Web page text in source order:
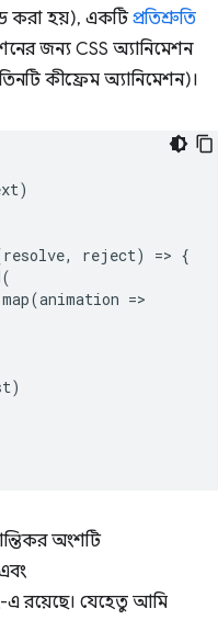
করা হয়), একটিপ্রতিশ্রুতি
জন্য CSS অ্যানিমেশন
কীফ্রেম অ্যানিমেশন)।
)
resolve, reject) => {
(
map(animation =>
)
অংশটি
এ রয়েছে। যেহেতু আমি